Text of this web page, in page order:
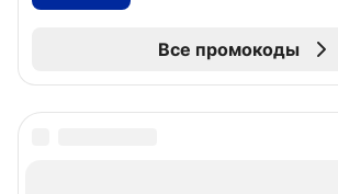
Все промокоды